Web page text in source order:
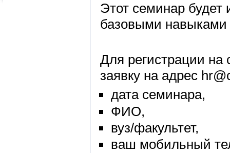
Этот семинар будет
базовыми навыками
Для регистрации на
заявку на адрес
дата семинара,
ФИО,
вуз/факультет,
ваш мобильный